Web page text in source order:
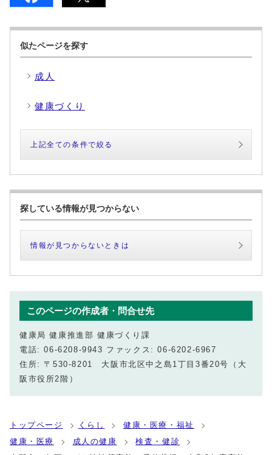
似たページを探す
成人
健康づくり
上記全ての条件で絞る
探している情報が見つからない
情報が見つからないときは
このページの作成者・問合せ先
健康局 健康推進部 健康づくり課
電話: 06-6208-9943 ファックス: 06-6202-6967
住所: 〒530-8201 大阪市北区中之島1丁目3番20号（大
阪市役所2階）
トップページ くらし
健康・医療・福祉
健康・医療
成人の健康
検査・健診